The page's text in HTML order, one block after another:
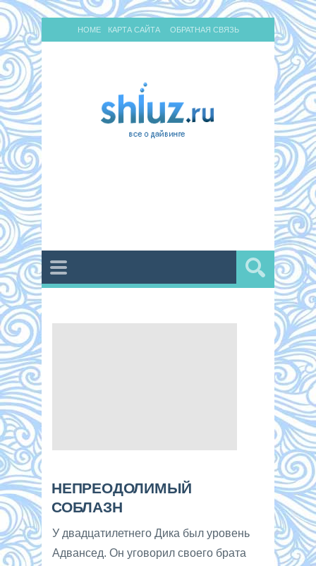
HOME КАРТА САЙТА ОБРАТНАЯ СВЯЗЬ
НЕПРЕОДОЛИМЫЙ
СОБЛАЗН
У двадцатилетнего Дика был уровень
Адвансед. Он уговорил своего брата